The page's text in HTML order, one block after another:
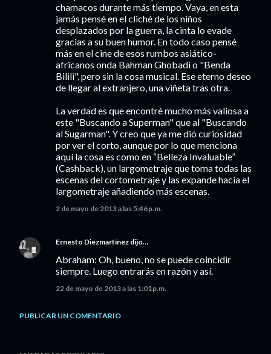
chamacos durante más tiempo. Vaya, en esta
jamás pensé en el cliché de los niños
desplazados por la guerra, la cinta lo evade
gracias a su buen humor. En todo caso pensé
más en el cine de esos rumbos asiático-
africanos onda Bahman Ghobadi o "Benda
Bilili", pero sin la cosa musical. Ese eterno deseo
de llegar al extranjero, una viñeta tras otra.
La verdad es que encontré mucho más valiosa a
este "Buscando a Superman" que al "Buscando
al Sugarman". Y creo que ya me dió curiosidad
por ver el corto, aunque por lo que menciona
aquí la cosa es como en “Belleza Invaluable”
(Cashback), un largometraje que toma todas las
escenas del cortometraje y las expande hacia el
largometraje añadiendo más escenas.
2 de mayo de 2013 a las 5:46 p.m.
Ernesto Diezmartínez dijo…
Abraham: Oh, bueno, no se puede coincidir
siempre. Luego entrarás en razón y así.
22 de mayo de 2013 a las 1:01 p.m.
PUBLICAR UN COMENTARIO